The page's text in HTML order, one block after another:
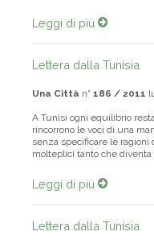
Leggi di più
Lettera dalla Tunisia
Una Città n° 186 / 2011
A Tunisi ogni equilibrio
rincorrono le voci di una
senza specificare le
molteplici tanto che diventa
Leggi di più
Lettera dalla Tunisia